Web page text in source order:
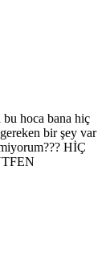
bu hoca bana hiç
bir şey var
HİÇ